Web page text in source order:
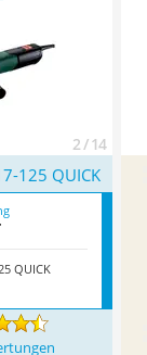
2 / 14
125 QUICK
QUICK